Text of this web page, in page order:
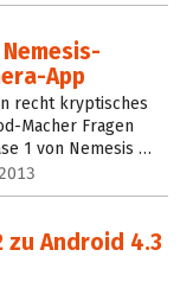
App
recht kryptisches
Macher Fragen
1 von Nemesis …
zu Android 4.3